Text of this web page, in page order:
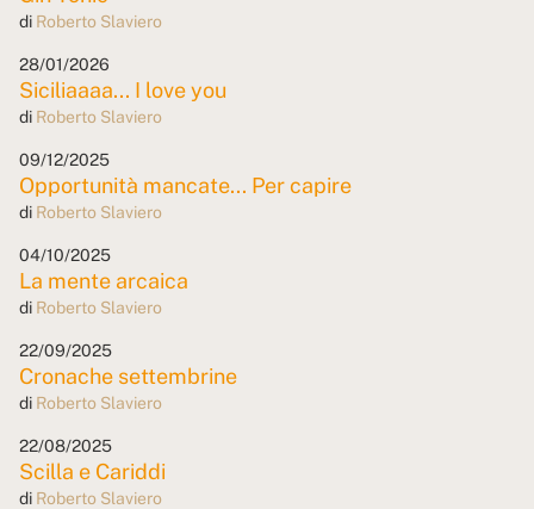
di Roberto Slaviero
28/01/2026
Siciliaaaa... I love you
di Roberto Slaviero
09/12/2025
Opportunità mancate... Per capire
di Roberto Slaviero
04/10/2025
La mente arcaica
di Roberto Slaviero
22/09/2025
Cronache settembrine
di Roberto Slaviero
22/08/2025
Scilla e Cariddi
di Roberto Slaviero